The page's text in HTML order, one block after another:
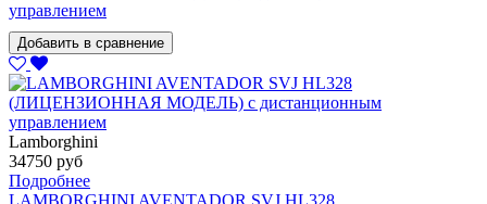
управлением
Добавить в сравнение
Lamborghini
34750 руб
Подробнее